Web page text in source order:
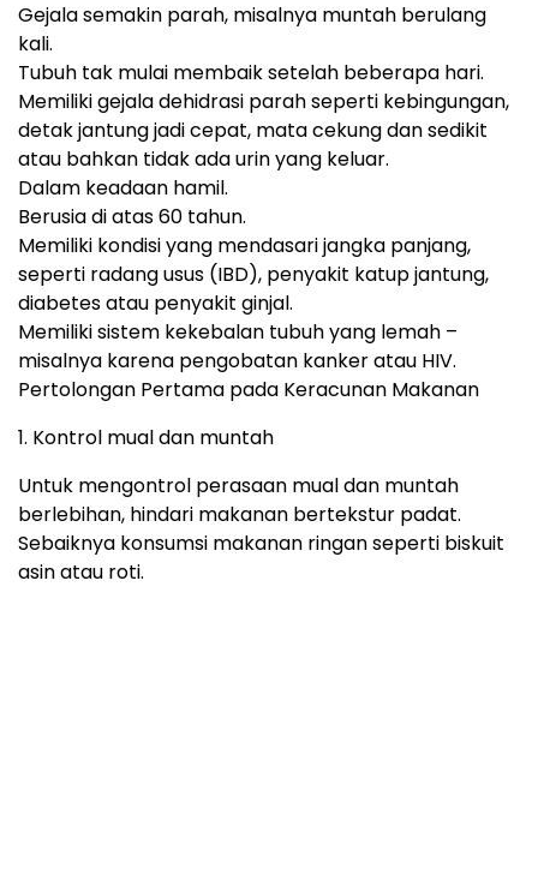
Gejala semakin parah, misalnya muntah berulang
kali.
Tubuh tak mulai membaik setelah beberapa hari.
Memiliki gejala dehidrasi parah seperti kebingungan,
detak jantung jadi cepat, mata cekung dan sedikit
atau bahkan tidak ada urin yang keluar.
Dalam keadaan hamil.
Berusia di atas 60 tahun.
Memiliki kondisi yang mendasari jangka panjang,
seperti radang usus (IBD), penyakit katup jantung,
diabetes atau penyakit ginjal.
Memiliki sistem kekebalan tubuh yang lemah –
misalnya karena pengobatan kanker atau HIV.
Pertolongan Pertama pada Keracunan Makanan
1. Kontrol mual dan muntah
Untuk mengontrol perasaan mual dan muntah
berlebihan, hindari makanan bertekstur padat.
Sebaiknya konsumsi makanan ringan seperti biskuit
asin atau roti.